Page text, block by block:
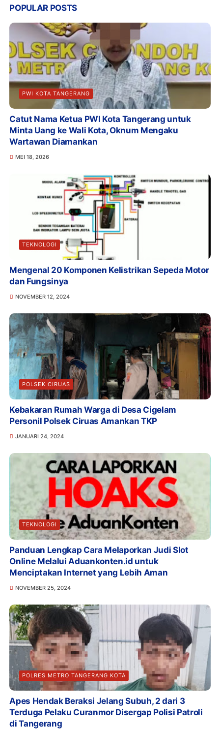
POPULAR POSTS
PWI KOTA TANGERANG
Catut Nama Ketua PWI Kota Tangerang untuk
Minta Uang ke Wali Kota, Oknum Mengaku
Wartawan Diamankan
MEI 18, 2026
TEKNOLOGI
Mengenal 20 Komponen Kelistrikan Sepeda Motor
dan Fungsinya
NOVEMBER 12, 2024
POLSEK CIRUAS
Kebakaran Rumah Warga di Desa Cigelam
Personil Polsek Ciruas Amankan TKP
JANUARI 24, 2024
TEKNOLOGI
Panduan Lengkap Cara Melaporkan Judi Slot
Online Melalui Aduankonten.id untuk
Menciptakan Internet yang Lebih Aman
NOVEMBER 25, 2024
POLRES METRO TANGERANG KOTA
Apes Hendak Beraksi Jelang Subuh, 2 dari 3
Terduga Pelaku Curanmor Disergap Polisi Patroli
di Tangerang